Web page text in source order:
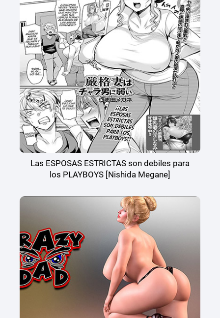
Las ESPOSAS ESTRICTAS son debiles para
los PLAYBOYS [Nishida Megane]